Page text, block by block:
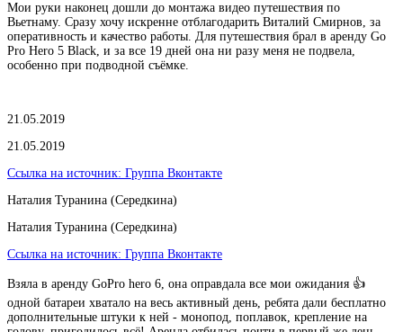
Мои руки наконец дошли до монтажа видео путешествия по
Вьетнаму. Сразу хочу искренне отблагодарить Виталий Смирнов, за
оперативность и качество работы. Для путешествия брал в аренду Go
Pro Hero 5 Black, и за все 19 дней она ни разу меня не подвела,
особенно при подводной съёмке.
21.05.2019
21.05.2019
Ссылка на источник: Группа Вконтакте
Наталия Туранина (Середкина)
Наталия Туранина (Середкина)
Ссылка на источник: Группа Вконтакте
Взяла в аренду GoPro hero 6, она оправдала все мои ожидания 👍
одной батареи хватало на весь активный день, ребята дали бесплатно
дополнительные штуки к ней - монопод, поплавок, крепление на